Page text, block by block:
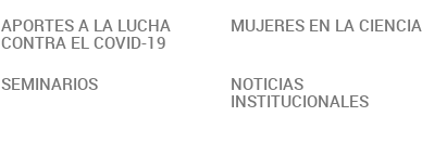
APORTES A LA LUCHA
CONTRA EL COVID-19
MUJERES EN LA CIENCIA
SEMINARIOS
NOTICIAS
INSTITUCIONALES